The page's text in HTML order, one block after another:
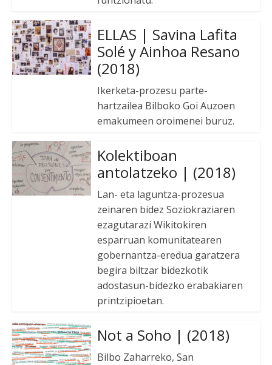
ELLAS | Savina Lafita
Solé y Ainhoa Resano
(2018)
Ikerketa-prozesu parte-
hartzailea Bilboko Goi Auzoen
emakumeen oroimenei buruz.
Kolektiboan
antolatzeko | (2018)
Lan- eta laguntza-prozesua
zeinaren bidez Soziokraziaren
ezagutarazi Wikitokiren
esparruan komunitatearen
gobernantza-eredua garatzera
begira biltzar bidezkotik
adostasun-bidezko erabakiaren
printzipioetan.
Not a Soho | (2018)
Bilbo Zaharreko, San